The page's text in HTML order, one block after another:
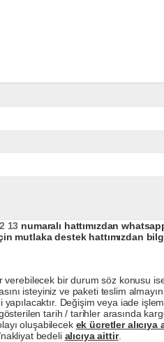
13 numaralı hattımızdan
mutlaka destek hattımızdan
bir durum söz konusu
isteyiniz ve paketi teslim
Değişim veya iade
tarih / tarihler arasında
oluşabilecek ek ücretler alıcıya
bedeli alıcıya aittir.